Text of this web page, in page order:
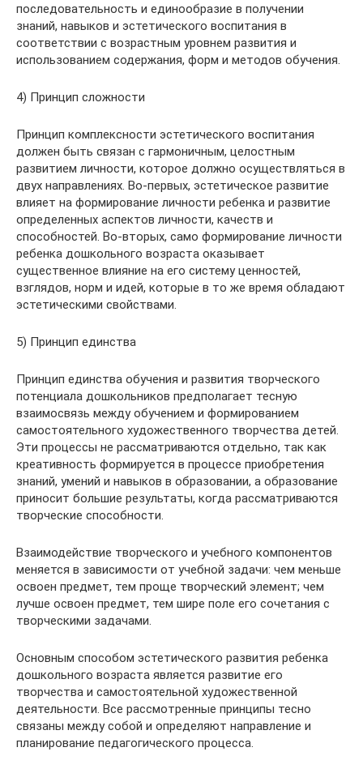
последовательность и единообразие в получении
знаний, навыков и эстетического воспитания в
соответствии с возрастным уровнем развития и
использованием содержания, форм и методов обучения.
4) Принцип сложности
Принцип комплексности эстетического воспитания
должен быть связан с гармоничным, целостным
развитием личности, которое должно осуществляться в
двух направлениях. Во-первых, эстетическое развитие
влияет на формирование личности ребенка и развитие
определенных аспектов личности, качеств и
способностей. Во-вторых, само формирование личности
ребенка дошкольного возраста оказывает
существенное влияние на его систему ценностей,
взглядов, норм и идей, которые в то же время обладают
эстетическими свойствами.
5) Принцип единства
Принцип единства обучения и развития творческого
потенциала дошкольников предполагает тесную
взаимосвязь между обучением и формированием
самостоятельного художественного творчества детей.
Эти процессы не рассматриваются отдельно, так как
креативность формируется в процессе приобретения
знаний, умений и навыков в образовании, а образование
приносит большие результаты, когда рассматриваются
творческие способности.
Взаимодействие творческого и учебного компонентов
меняется в зависимости от учебной задачи: чем меньше
освоен предмет, тем проще творческий элемент; чем
лучше освоен предмет, тем шире поле его сочетания с
творческими задачами.
Основным способом эстетического развития ребенка
дошкольного возраста является развитие его
творчества и самостоятельной художественной
деятельности. Все рассмотренные принципы тесно
связаны между собой и определяют направление и
планирование педагогического процесса.